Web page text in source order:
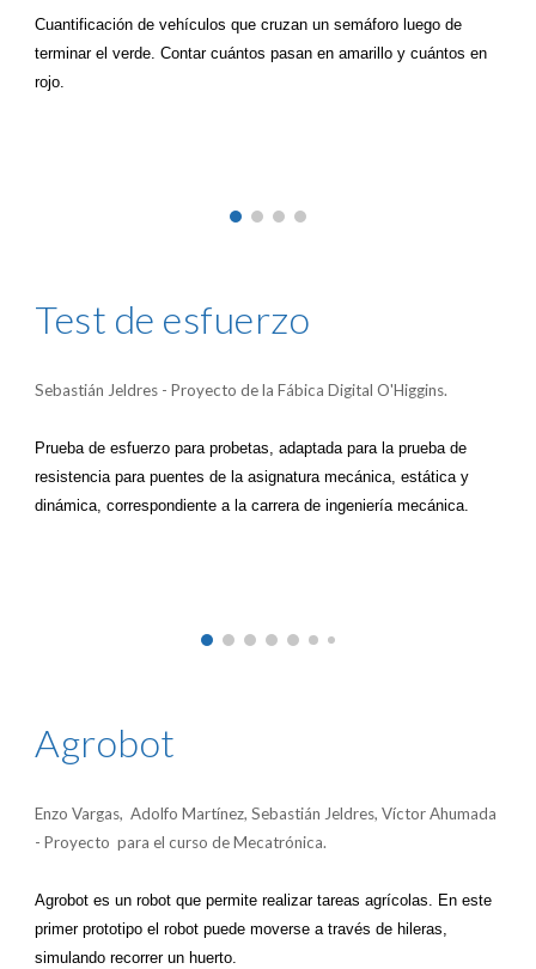
Cuantificación de vehículos que cruzan un semáforo luego de
terminar el verde. Contar cuántos pasan en amarillo y cuántos en
rojo.
Test de esfuerzo
Sebastián Jeldres - Proyecto de la Fábica Digital O'Higgins.
Prueba de esfuerzo para probetas, adaptada para la prueba de
resistencia para puentes de la asignatura mecánica, estática y
dinámica, correspondiente a la carrera de ingeniería mecánica.
Agrobot
Enzo Vargas, Adolfo Martínez, Sebastián Jeldres, Víctor Ahumada
- Proyecto para el curso de Mecatrónica.
Agrobot es un robot que permite realizar tareas agrícolas. En este
primer prototipo el robot puede moverse a través de hileras,
simulando recorrer un huerto.